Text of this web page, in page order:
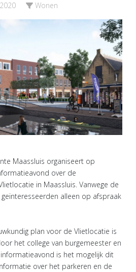
Wonen
Maassluis organiseert op
over de
in Maassluis. Vanwege de
alleen op afspraak
plan voor de Vlietlocatie is
het college van burgemeester en
is het mogelijk dit
over het parkeren en de